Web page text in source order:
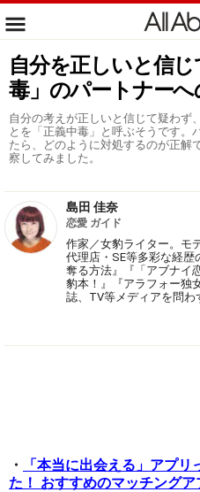
自分を正しいと信
毒」のパートナーへ
自分の考えが正しいと信じて疑わず
とを「正義中毒」と呼ぶそうです。
たら、どのように対処するのが正解
察してみました。
島田 佳奈
恋愛 ガイド
作家／女豹ライター。モ
代理店・SE等多彩な経
奪る方法』『「アブナイ
豹本！』『アラフォー独
誌、TV等メディアを問わ
・
「本当に出会える」アプ
た！ おすすめのマッチング